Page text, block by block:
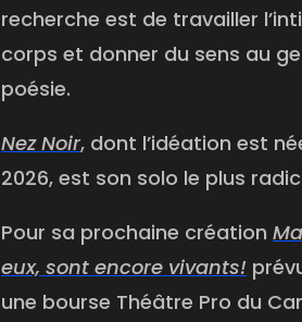
recherche est de travailler
corps et donner du sens au
poésie.
Nez Noir, dont l’idéation est
2026, est son solo le plus
Pour sa prochaine création
eux, sont encore vivants!
une bourse Théâtre Pro du